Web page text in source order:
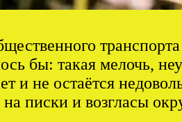
бы: такая мелочь,
и не остаётся
писки и возгласы